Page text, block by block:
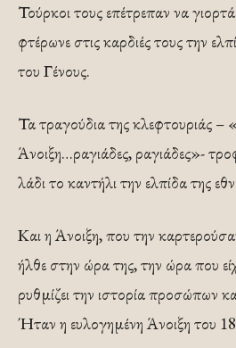
Τούρκοι τους επέτρεπαν να
φτέρωνε στις καρδιές τους την
του Γένους.
Τα τραγούδια της κλεφτουριάς –
Άνοιξη…ραγιάδες, ραγιάδες»-
λάδι το καντήλι την ελπίδα της
Και η Άνοιξη, που την
ήλθε στην ώρα της, την ώρα που
ρυθμίζει την ιστορία προσώπων
Ήταν η ευλογημένη Άνοιξη του